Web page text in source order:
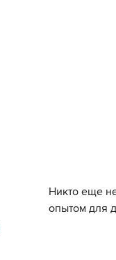
Никто еще
опытом для